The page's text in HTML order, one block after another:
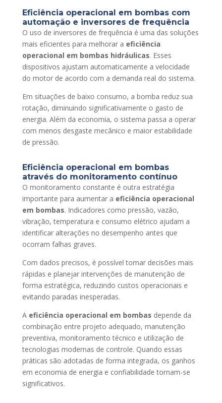
Eficiência operacional em bombas com
automação e inversores de frequência
O uso de inversores de frequência é uma das soluções
mais eficientes para melhorar a eficiência
operacional em bombas hidráulicas. Esses
dispositivos ajustam automaticamente a velocidade
do motor de acordo com a demanda real do sistema.
Em situações de baixo consumo, a bomba reduz sua
rotação, diminuindo significativamente o gasto de
energia. Além da economia, o sistema passa a operar
com menos desgaste mecânico e maior estabilidade
de pressão.
Eficiência operacional em bombas
através do monitoramento contínuo
O monitoramento constante é outra estratégia
importante para aumentar a eficiência operacional
em bombas. Indicadores como pressão, vazão,
vibração, temperatura e consumo elétrico ajudam a
identificar alterações no desempenho antes que
ocorram falhas graves.
Com dados precisos, é possível tomar decisões mais
rápidas e planejar intervenções de manutenção de
forma estratégica, reduzindo custos operacionais e
evitando paradas inesperadas.
A eficiência operacional em bombas depende da
combinação entre projeto adequado, manutenção
preventiva, monitoramento técnico e utilização de
tecnologias modernas de controle. Quando essas
práticas são adotadas de forma integrada, os ganhos
em economia de energia e confiabilidade tornam-se
significativos.